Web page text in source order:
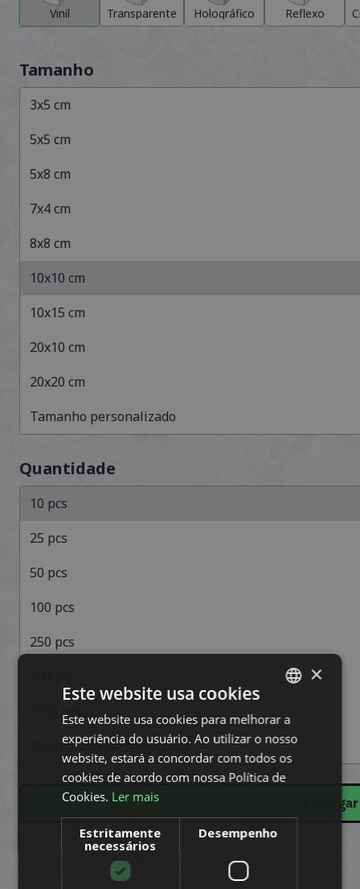
Vinil Transparente Holográfico Reflexo
Tamanho
3x5 cm
5x5 cm
5x8 cm
7x4cm
8x8 cm
10x10 cm
10x15 cm
20x10 cm
20x20 cm
Tamanho personalizado
Quantidade
10 pcs
25 pcs
50 pcs
100 pcs
250 pcs
pcs
Quantidade personalizada
SWEDISH
ENGLISH
DUTCH
FINNISH
×
Este website usa cookies
Este website usa cookies para melhorar a
experiência do usuário. Ao utilizar o nosso
website, estará a concordar com todos os
cookies de acordo com nossa Política de
Cookies. Ler mais
Estritamente
necessários
Desempenho